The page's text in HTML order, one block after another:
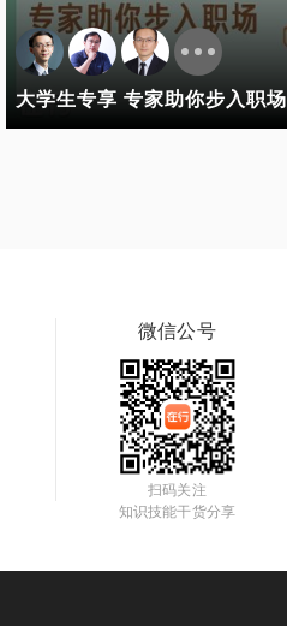
大学生专享 专家助你步入职场
微信公号
扫码关注
知识技能干货分享